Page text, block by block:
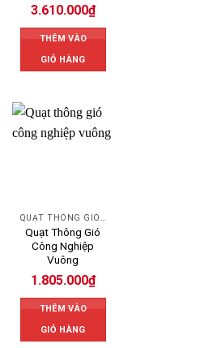
3.610.000₫
THÊM VÀO
GIỎ HÀNG
Quạt Thông Gió
Công Nghiệp
Vuông
1.805.000₫
THÊM VÀO
GIỎ HÀNG